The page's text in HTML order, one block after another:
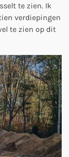
te zien. Ik
verdiepingen
te zien op dit